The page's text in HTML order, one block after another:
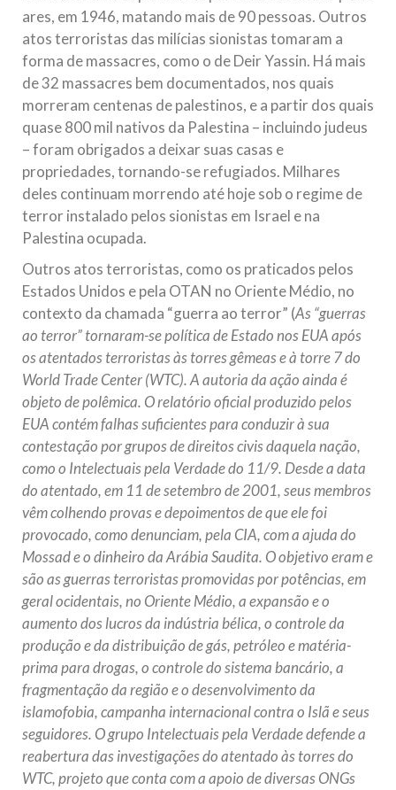
ares, em 1946, matando mais de 90 pessoas. Outros
atos terroristas das milícias sionistas tomaram a
forma de massacres, como o de Deir Yassin. Há mais
de 32 massacres bem documentados, nos quais
morreram centenas de palestinos, e a partir dos quais
quase 800 mil nativos da Palestina – incluindo judeus
– foram obrigados a deixar suas casas e
propriedades, tornando-se refugiados. Milhares
deles continuam morrendo até hoje sob o regime de
terror instalado pelos sionistas em Israel e na
Palestina ocupada.
Outros atos terroristas, como os praticados pelos
Estados Unidos e pela OTAN no Oriente Médio, no
contexto da chamada “guerra ao terror” (As “guerras
ao terror” tornaram-se política de Estado nos EUA após
os atentados terroristas às torres gêmeas e à torre 7 do
World Trade Center (WTC). A autoria da ação ainda é
objeto de polêmica. O relatório oficial produzido pelos
EUA contém falhas suficientes para conduzir à sua
contestação por grupos de direitos civis daquela nação,
como o Intelectuais pela Verdade do 11/9. Desde a data
do atentado, em 11 de setembro de 2001, seus membros
vêm colhendo provas e depoimentos de que ele foi
provocado, como denunciam, pela CIA, com a ajuda do
Mossad e o dinheiro da Arábia Saudita. O objetivo eram e
são as guerras terroristas promovidas por potências, em
geral ocidentais, no Oriente Médio, a expansão e o
aumento dos lucros da indústria bélica, o controle da
produção e da distribuição de gás, petróleo e matéria-
prima para drogas, o controle do sistema bancário, a
fragmentação da região e o desenvolvimento da
islamofobia, campanha internacional contra o Islã e seus
seguidores. O grupo Intelectuais pela Verdade defende a
reabertura das investigações do atentado às torres do
WTC, projeto que conta com a apoio de diversas ONGs